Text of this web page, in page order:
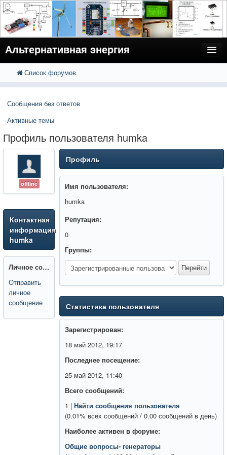
Альтернативная энергия
FAQ
Вход
Расширенный поиск
Список форумов
Сообщения без ответов
Активные темы
Профиль пользователя humka
offline
Контактная
информация
humka
Личное сообщение:
Отправить
личное
сообщение
Профиль
Имя пользователя:
humka
Репутация:
0
Группы:
Статистика пользователя
Зарегистрирован:
18 май 2012, 19:17
Последнее посещение:
25 май 2012, 11:40
Всего сообщений:
1 |Найти сообщения пользователя
(0.01% всех сообщений / 0.00 сообщений в день)
Наиболее активен в форуме:
Общие вопросы- генераторы